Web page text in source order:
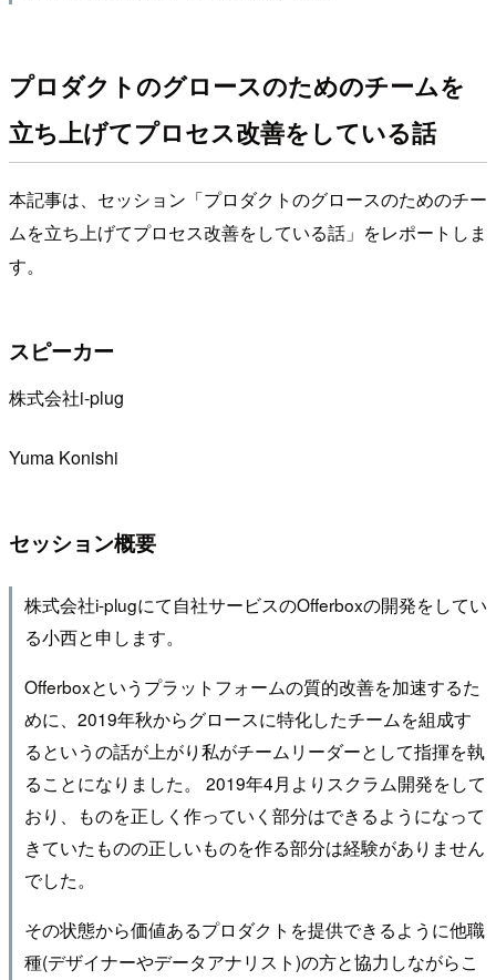
プロダクトのグロースのためのチームを
立ち上げてプロセス改善をしている話
本記事は、セッション「プロダクトのグロースのためのチー
ムを立ち上げてプロセス改善をしている話」をレポートしま
す。
スピーカー
株式会社i-plug
Yuma Konishi
セッション概要
株式会社i-plugにて自社サービスのOfferboxの開発をしてい
る小西と申します。
Offerboxというプラットフォームの質的改善を加速するた
めに、2019年秋からグロースに特化したチームを組成す
るというの話が上がり私がチームリーダーとして指揮を執
ることになりました。 2019年4月よりスクラム開発をして
おり、ものを正しく作っていく部分はできるようになって
きていたものの正しいものを作る部分は経験がありません
でした。
その状態から価値あるプロダクトを提供できるように他職
種(デザイナーやデータアナリスト)の方と協力しながらこ